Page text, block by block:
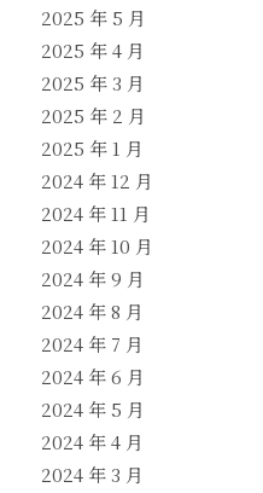
2025 年 5 月
2025 年 4 月
2025 年 3 月
2025 年 2 月
2025 年 1 月
2024 年 12 月
2024 年 11 月
2024 年 10 月
2024 年 9 月
2024 年 8 月
2024 年 7 月
2024 年 6 月
2024 年 5 月
2024 年 4 月
2024 年 3 月